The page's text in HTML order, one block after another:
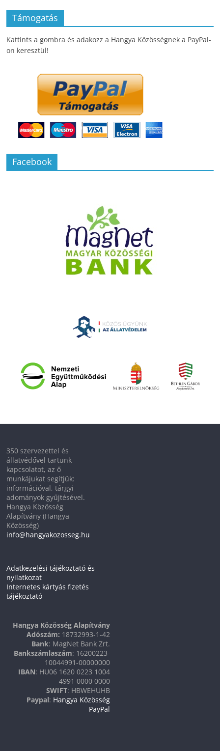
Támogatás
Kattints a gombra és adakozz a Hangya Közösségnek a PayPal-
on keresztül!
Facebook
350 szervezettel és
állatvédővel tartunk
kapcsolatot, az ő
munkájukat segítjük:
információval, tárgyi
adományok gyűjtésével.
Hangya Közösség
Alapítvány (Hangya
Közösség)
info@hangyakozosseg.hu
Adatkezelési tájékoztató és
nyilatkozat
Internetes kártyás fizetés
tájékoztató
Hangya Közösség Alapítvány
Adószám: 18732993-1-42
Bank: MagNet Bank Zrt.
Bankszámlaszám: 16200223-
10044991-00000000
IBAN: HU06 1620 0223 1004
4991 0000 0000
SWIFT: HBWEHUHB
Paypal: Hangya Közösség
PayPal